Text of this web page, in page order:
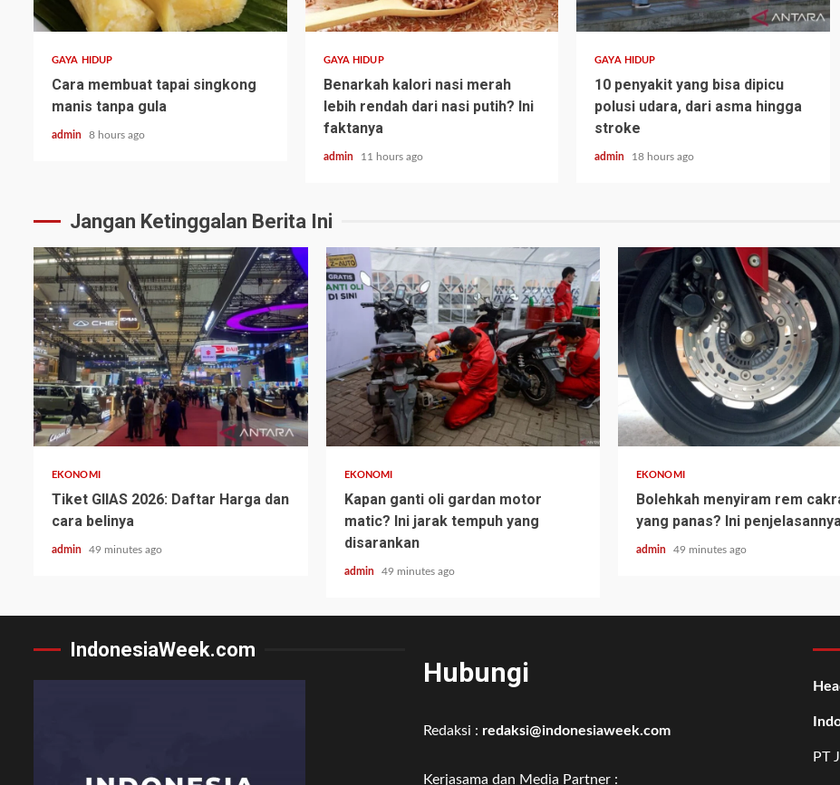
GAYA HIDUP
Cara membuat tapai singkong
manis tanpa gula
admin 8 hours ago
GAYA HIDUP
Benarkah kalori nasi merah
lebih rendah dari nasi putih? Ini
faktanya
admin 11 hours ago
GAYA HIDUP
10 penyakit yang bisa dipicu
polusi udara, dari asma hingga
stroke
admin 18 hours ago
Jangan Ketinggalan Berita Ini
EKONOMI
Tiket GIIAS 2026: Daftar Harga dan
cara belinya
admin 49 minutes ago
EKONOMI
Kapan ganti oli gardan motor
matic? Ini jarak tempuh yang
disarankan
admin 49 minutes ago
EKONOMI
Bolehkah menyiram rem
yang panas? Ini penjelasannya
admin 49 minutes ago
IndonesiaWeek.com
Hubungi
Redaksi : redaksi@indonesiaweek.com
Kerjasama dan Media Partner :
PT